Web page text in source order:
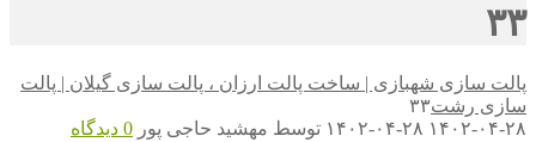
۳۳
پالت سازی شهبازی | ساخت پالت ارزان ، پالت سازی گیلان | پالت
سازی رشت۳۳
۱۴۰۲-۰۴-۲۸ ۱۴۰۲-۰۴-۲۸ توسط مهشید حاجی پور 0 دیدگاه